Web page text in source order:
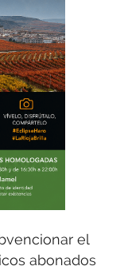
el
abonados